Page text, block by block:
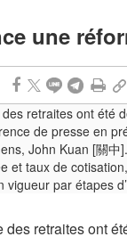
une
retraites ont